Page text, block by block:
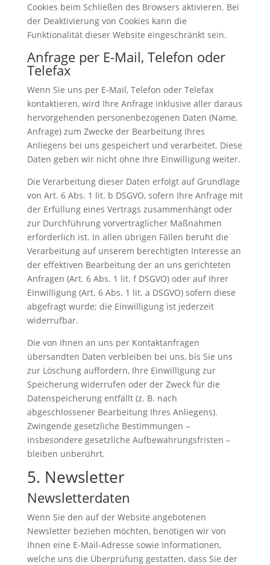
Cookies beim Schließen des Browsers aktivieren. Bei
der Deaktivierung von Cookies kann die
Funktionalität dieser Website eingeschränkt sein.
Anfrage per E-Mail, Telefon oder
Telefax
Wenn Sie uns per E-Mail, Telefon oder Telefax
kontaktieren, wird Ihre Anfrage inklusive aller daraus
hervorgehenden personenbezogenen Daten (Name,
Anfrage) zum Zwecke der Bearbeitung Ihres
Anliegens bei uns gespeichert und verarbeitet. Diese
Daten geben wir nicht ohne Ihre Einwilligung weiter.
Die Verarbeitung dieser Daten erfolgt auf Grundlage
von Art. 6 Abs. 1 lit. b DSGVO, sofern Ihre Anfrage mit
der Erfüllung eines Vertrags zusammenhängt oder
zur Durchführung vorvertraglicher Maßnahmen
erforderlich ist. In allen übrigen Fällen beruht die
Verarbeitung auf unserem berechtigten Interesse an
der effektiven Bearbeitung der an uns gerichteten
Anfragen (Art. 6 Abs. 1 lit. f DSGVO) oder auf Ihrer
Einwilligung (Art. 6 Abs. 1 lit. a DSGVO) sofern diese
abgefragt wurde; die Einwilligung ist jederzeit
widerrufbar.
Die von Ihnen an uns per Kontaktanfragen
übersandten Daten verbleiben bei uns, bis Sie uns
zur Löschung auffordern, Ihre Einwilligung zur
Speicherung widerrufen oder der Zweck für die
Datenspeicherung entfällt (z. B. nach
abgeschlossener Bearbeitung Ihres Anliegens).
Zwingende gesetzliche Bestimmungen –
insbesondere gesetzliche Aufbewahrungsfristen –
bleiben unberührt.
5. Newsletter
Newsletter­daten
Wenn Sie den auf der Website angebotenen
Newsletter beziehen möchten, benötigen wir von
Ihnen eine E-Mail-Adresse sowie Informationen,
welche uns die Überprüfung gestatten, dass Sie der